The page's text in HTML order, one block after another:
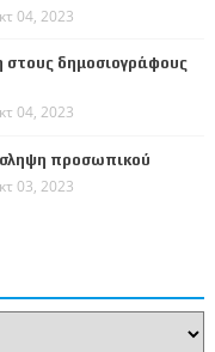
04, 2023
στους δημοσιογράφους
04, 2023
προσωπικού
03, 2023